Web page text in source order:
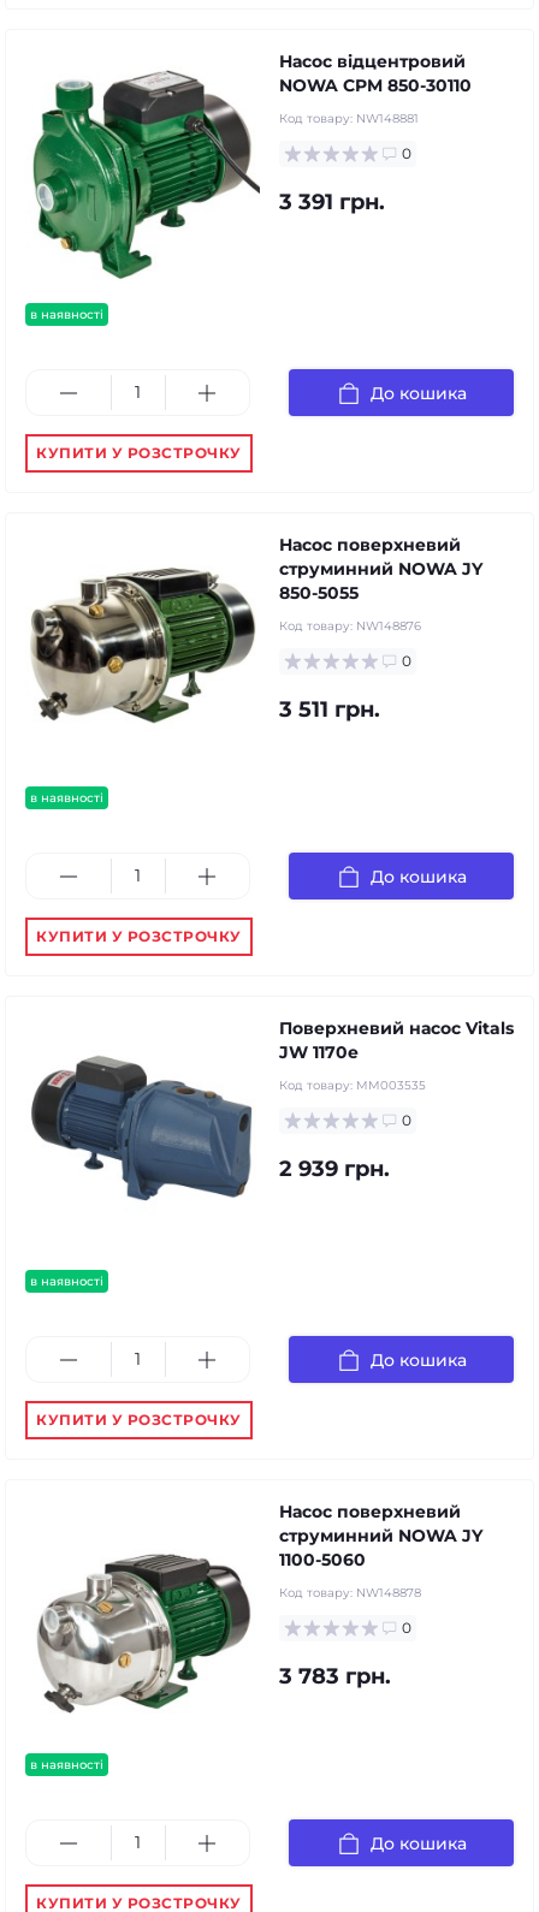
в наявності
Насос відцентровий
NOWA CPM 850-30110
Код товару: NW148881
0
3 391 грн.
До кошика
КУПИТИ У РОЗСТРОЧКУ
в наявності
Насос поверхневий
струминний NOWA JY
850-5055
Код товару: NW148876
0
3 511 грн.
До кошика
КУПИТИ У РОЗСТРОЧКУ
в наявності
Поверхневий насос Vitals
JW 1170e
Код товару: MM003535
0
2 939 грн.
До кошика
КУПИТИ У РОЗСТРОЧКУ
в наявності
Насос поверхневий
струминний NOWA JY
1100-5060
Код товару: NW148878
0
3 783 грн.
До кошика
КУПИТИ У РОЗСТРОЧКУ